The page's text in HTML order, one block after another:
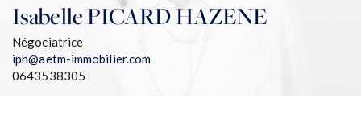
IsabellePICARD HAZENE
Négociatrice
iph@aetm-immobilier.com
0643538305